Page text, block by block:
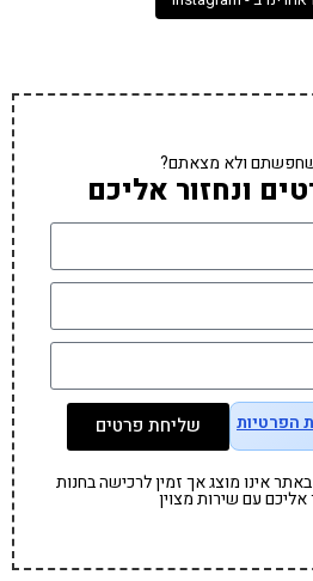
ולא מצאתם?
ונחזור אליכם
הפרטיות שליחת פרטים
אינו מוצג אך זמין לרכישה בחנות
אליכם עם שירות מצוין